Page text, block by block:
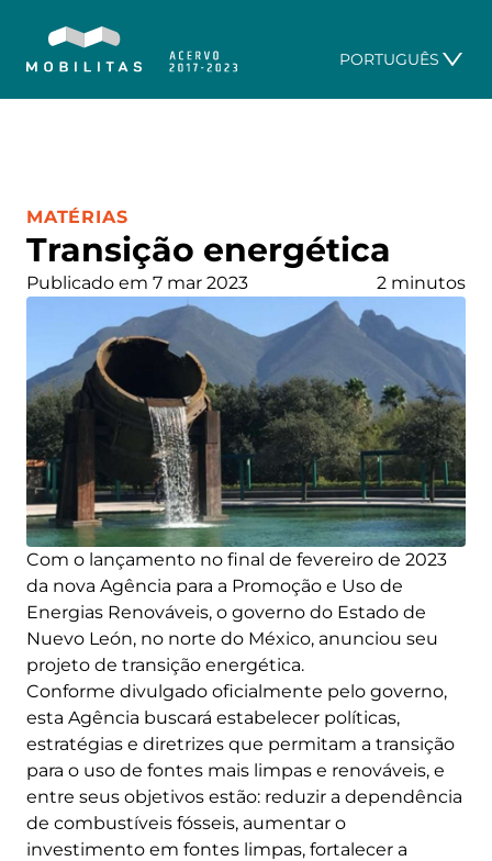
PORTUGUÊS
Transição energética
CATEGORIA:
MATÉRIAS
Publicado em 7 mar 2023 2 minutos
Com o lançamento no final de fevereiro de 2023
da nova Agência para a Promoção e Uso de
Energias Renováveis, o governo do Estado de
Nuevo León, no norte do México, anunciou seu
projeto de transição energética.
Conforme divulgado oficialmente pelo governo,
esta Agência buscará estabelecer políticas,
estratégias e diretrizes que permitam a transição
para o uso de fontes mais limpas e renováveis, e
entre seus objetivos estão: reduzir a dependência
de combustíveis fósseis, aumentar o
investimento em fontes limpas, fortalecer a